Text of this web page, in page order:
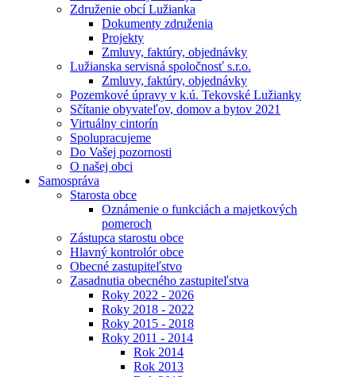
Združenie obcí Lužianka
Dokumenty združenia
Projekty
Zmluvy, faktúry, objednávky
Lužianska servisná spoločnosť s.r.o.
Zmluvy, faktúry, objednávky
Pozemkové úpravy v k.ú. Tekovské Lužianky
Sčítanie obyvateľov, domov a bytov 2021
Virtuálny cintorín
Spolupracujeme
Do Vašej pozornosti
O našej obci
Samospráva
Starosta obce
Oznámenie o funkciách a majetkových
pomeroch
Zástupca starostu obce
Hlavný kontrolór obce
Obecné zastupiteľstvo
Zasadnutia obecného zastupiteľstva
Roky 2022 - 2026
Roky 2018 - 2022
Roky 2015 - 2018
Roky 2011 - 2014
Rok 2014
Rok 2013